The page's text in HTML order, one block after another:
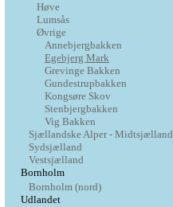
Høve
Lumsås
Øvrige
Annebjergbakken
Egebjerg Mark
Grevinge Bakken
Gundestrupbakken
Kongsøre Skov
Stenbjergbakken
Vig Bakken
Sjællandske Alper - Midtsjælland
Sydsjælland
Vestsjælland
Bornholm
Bornholm (nord)
Udlandet